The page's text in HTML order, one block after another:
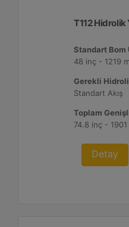
T112 Hidrolik
Standart Bom
48 inç - 1219
Gerekli
Standart Akış
Toplam
74.8 inç - 1901
Detay